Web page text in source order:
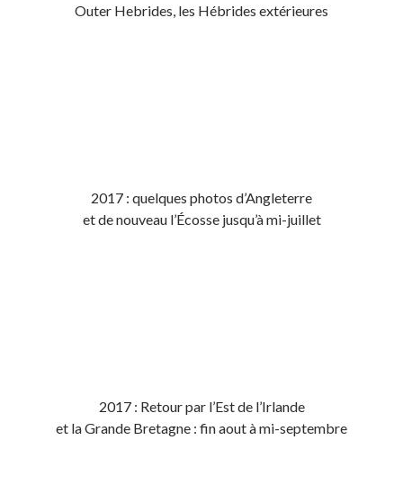
Outer Hebrides, les Hébrides extérieures
2017 : quelques photos d’Angleterre
et de nouveau l’Écosse jusqu’à mi-juillet
2017 : Retour par l’Est de l’Irlande
et la Grande Bretagne : fin aout à mi-septembre